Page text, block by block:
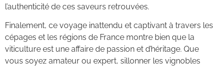
l’authenticité de ces saveurs retrouvées.
Finalement, ce voyage inattendu et captivant à travers les
cépages et les régions de France montre bien que la
viticulture est une affaire de passion et d’héritage. Que
vous soyez amateur ou expert, sillonner les vignobles